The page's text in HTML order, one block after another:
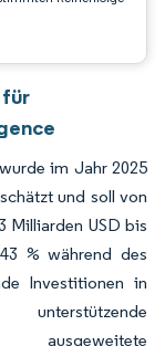
für
im Jahr 2025
und soll von
Milliarden USD bis
% während des
Investitionen in
ausgeweitete